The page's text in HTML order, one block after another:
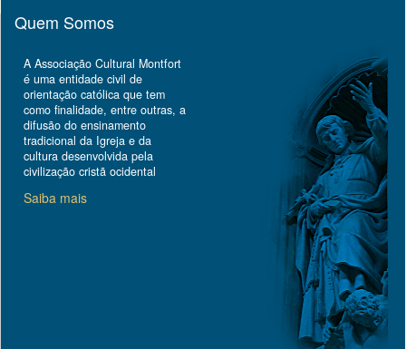
Quem Somos
A Associação Cultural Montfort
é uma entidade civil de
orientação católica que tem
como finalidade, entre outras, a
difusão do ensinamento
tradicional da Igreja e da
cultura desenvolvida pela
civilização cristã ocidental
Saiba mais